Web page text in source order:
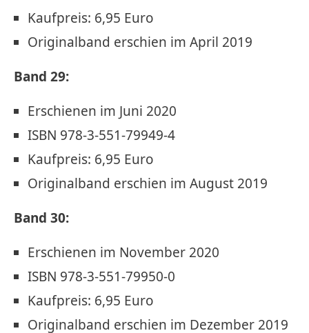
Kaufpreis: 6,95 Euro
Originalband erschien im April 2019
Band 29:
Erschienen im Juni 2020
ISBN 978-3-551-79949-4
Kaufpreis: 6,95 Euro
Originalband erschien im August 2019
Band 30:
Erschienen im November 2020
ISBN 978-3-551-79950-0
Kaufpreis: 6,95 Euro
Originalband erschien im Dezember 2019